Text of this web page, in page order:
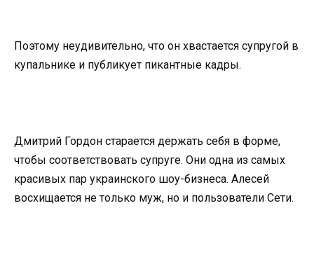
Поэтому неудивительно, что он хвастается супругой в
купальнике и публикует пикантные кадры.
Дмитрий Гордон старается держать себя в форме,
чтобы соответствовать супруге. Они одна из самых
красивых пар украинского шоу-бизнеса. Алесей
восхищается не только муж, но и пользователи Сети.